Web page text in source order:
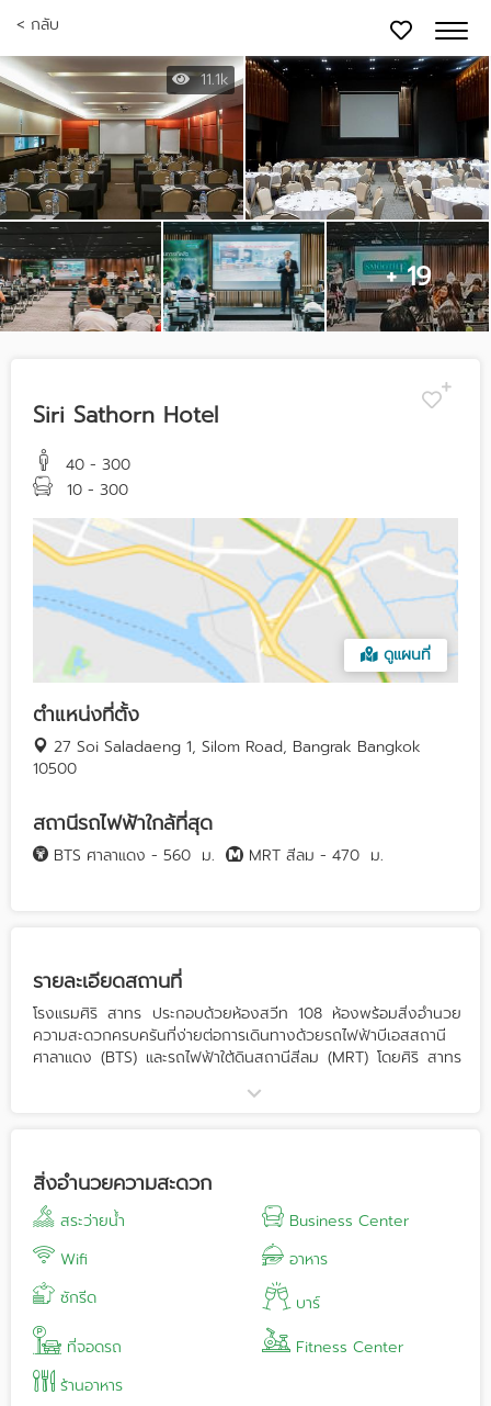
< กลับ
11.1k
+ 19
Siri Sathorn Hotel
40 - 300
10 - 300
ดูแผนที่
ตำแหน่งที่ตั้ง
27 Soi Saladaeng 1, Silom Road, Bangrak Bangkok
10500
สถานีรถไฟฟ้าใกล้ที่สุด
BTS ศาลาแดง - 560 ม. MRT สีลม - 470 ม.
รายละเอียดสถานที่
โรงแรมศิริ สาทร ประกอบด้วยห้องสวีท 108 ห้องพร้อมสิ่งอำนวย
ความสะดวกครบครันที่ง่ายต่อการเดินทางด้วยรถไฟฟ้าบีเอสสถานี
ศาลาแดง (BTS) และรถไฟฟ้าใต้ดินสถานีสีลม (MRT) โดยศิริ สาทร
คาราโอเกะ ห้องจัดเลี้ยง ตั้งแต่ 10-400 ท่าน
Tel : 02-2662345 l www.sirisathorn.com
สิ่งอำนวยความสะดวก
สระว่ายน้ำ
Business Center
Wifi
อาหาร
ซักรีด
บาร์
ที่จอดรถ
Fitness Center
ร้านอาหาร